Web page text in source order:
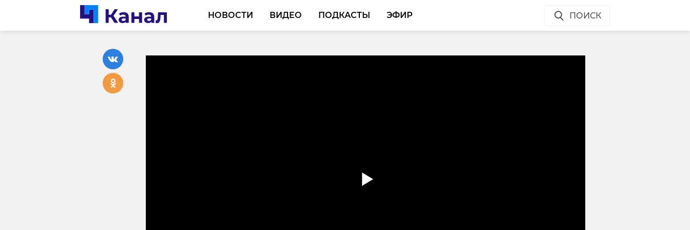
НОВОСТИ ВИДЕО ПОДКАСТЫ ЭФИР ПОИСК